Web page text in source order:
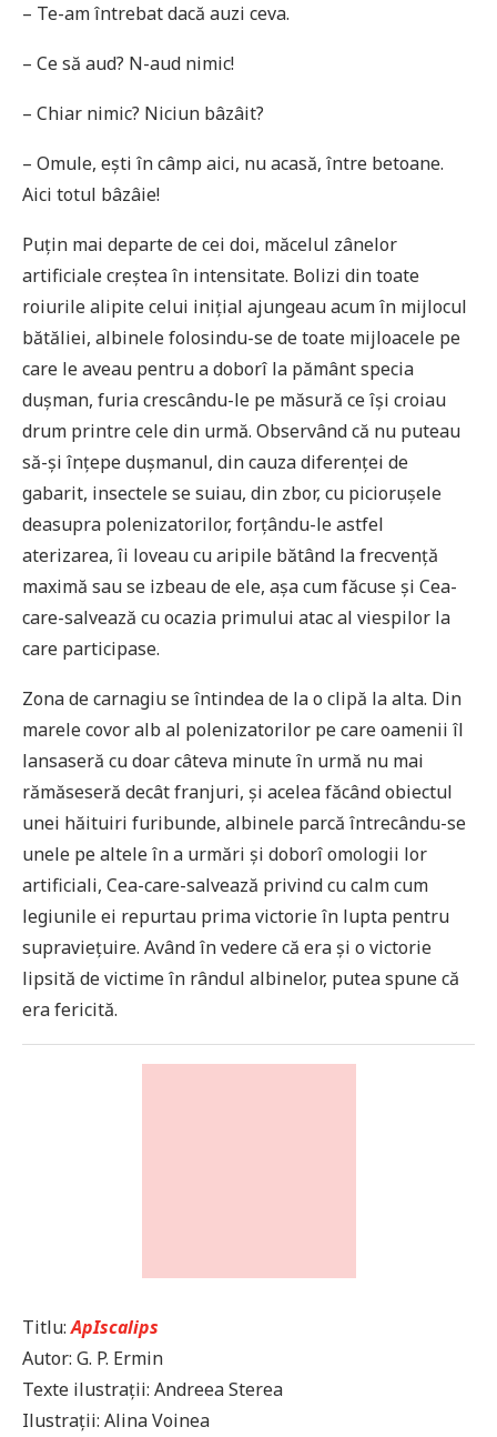
– Te-am întrebat dacă auzi ceva.
– Ce să aud? N-aud nimic!
– Chiar nimic? Niciun bâzâit?
– Omule, ești în câmp aici, nu acasă, între betoane.
Aici totul bâzâie!
Puțin mai departe de cei doi, măcelul zânelor
artificiale creștea în intensitate. Bolizi din toate
roiurile alipite celui inițial ajungeau acum în mijlocul
bătăliei, albinele folosindu-se de toate mijloacele pe
care le aveau pentru a doborî la pământ specia
dușman, furia crescându-le pe măsură ce își croiau
drum printre cele din urmă. Observând că nu puteau
să-şi înțepe dușmanul, din cauza diferenței de
gabarit, insectele se suiau, din zbor, cu piciorușele
deasupra polenizatorilor, forţându-le astfel
aterizarea, îi loveau cu aripile bătând la frecvență
maximă sau se izbeau de ele, așa cum făcuse și Cea-
care-salvează cu ocazia primului atac al viespilor la
care participase.
Zona de carnagiu se întindea de la o clipă la alta. Din
marele covor alb al polenizatorilor pe care oamenii îl
lansaseră cu doar câteva minute în urmă nu mai
rămăseseră decât franjuri, și acelea făcând obiectul
unei hăituiri furibunde, albinele parcă întrecându-se
unele pe altele în a urmări și doborî omologii lor
artificiali, Cea-care-salvează privind cu calm cum
legiunile ei repurtau prima victorie în lupta pentru
supraviețuire. Având în vedere că era și o victorie
lipsită de victime în rândul albinelor, putea spune că
era fericită.
Titlu:ApIscalips
Autor: G. P. Ermin
Texte ilustrații: Andreea Sterea
Ilustrații: Alina Voinea